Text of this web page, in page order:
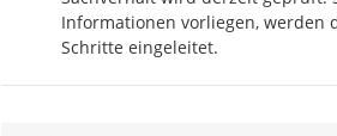
Informationen vorliegen, werden
Schritte eingeleitet.